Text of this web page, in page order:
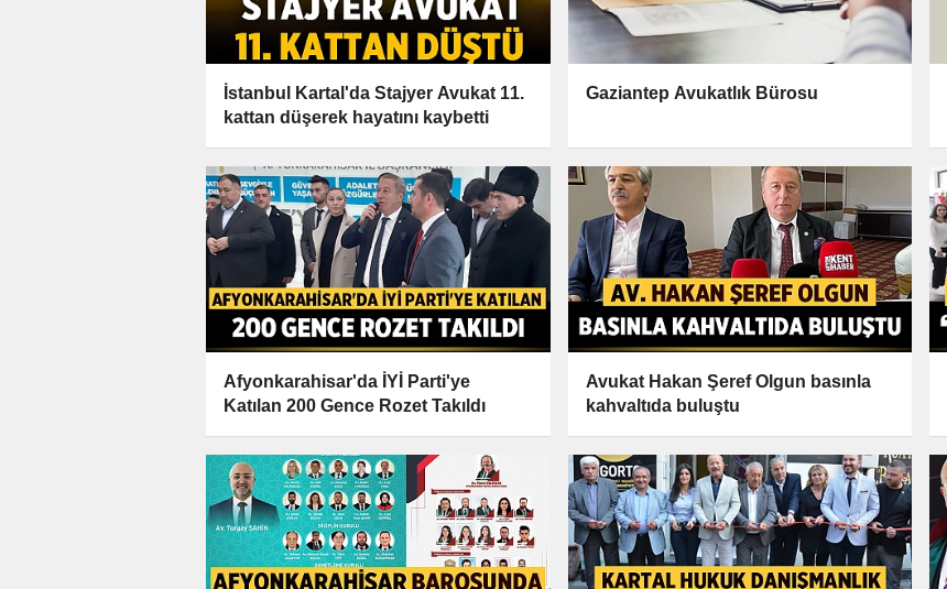
İstanbul Kartal'da Stajyer Avukat 11.
kattan düşerek hayatını kaybetti
Gaziantep Avukatlık Bürosu
Afyonkarahisar'da İYİ Parti'ye
Katılan 200 Gence Rozet Takıldı
Avukat Hakan Şeref Olgun basınla
kahvaltıda buluştu